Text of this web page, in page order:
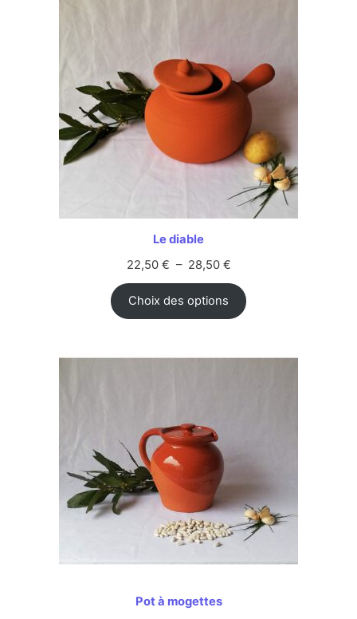
Le diable
22,50 € – 28,50 €
Choix des options
Pot à mogettes